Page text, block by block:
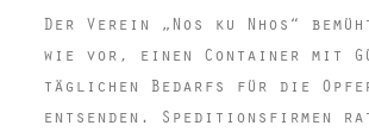
Der Verein „Nos ku Nhos“
wie vor, einen Container mit
täglichen Bedarfs für die
entsenden. Speditionsfirmen